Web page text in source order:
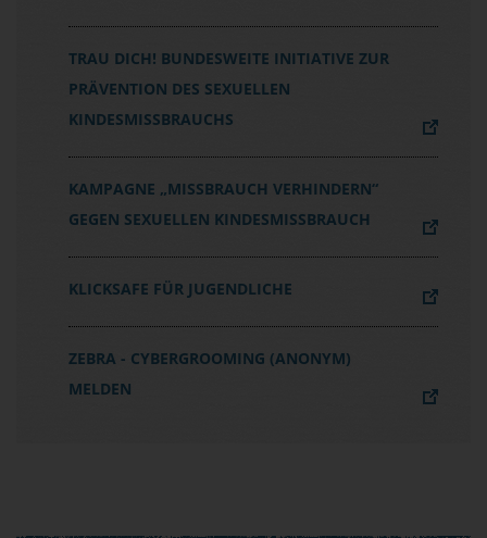
TRAU DICH! BUNDESWEITE INITIATIVE ZUR
PRÄVENTION DES SEXUELLEN
KINDESMISSBRAUCHS
KAMPAGNE „MISSBRAUCH VERHINDERN“
GEGEN SEXUELLEN KINDESMISSBRAUCH
KLICKSAFE FÜR JUGENDLICHE
ZEBRA - CYBERGROOMING (ANONYM)
MELDEN